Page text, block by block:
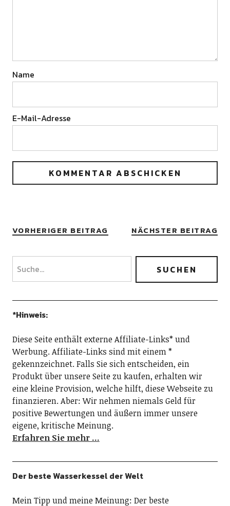
Name
E-Mail-Adresse
VORHERIGER BEITRAG NÄCHSTER BEITRAG
*Hinweis:
Diese Seite enthält externe Affiliate-Links* und
Werbung. Affiliate-Links sind mit einem *
gekennzeichnet. Falls Sie sich entscheiden, ein
Produkt über unsere Seite zu kaufen, erhalten wir
eine kleine Provision, welche hilft, diese Webseite zu
finanzieren. Aber: Wir nehmen niemals Geld für
positive Bewertungen und äußern immer unsere
eigene, kritische Meinung.
Erfahren Sie mehr …
Der beste Wasserkessel der Welt
Mein Tipp und meine Meinung: Der beste